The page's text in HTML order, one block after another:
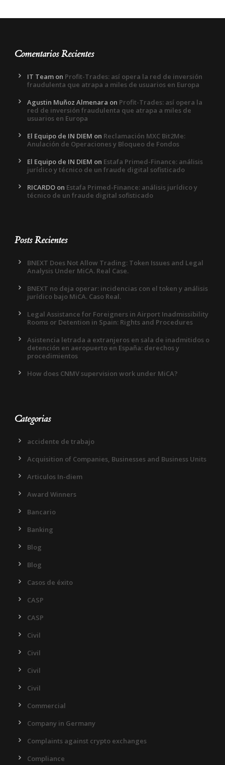
Comentarios Recientes
IT Team on Profit-Trades: así opera la red de inversión
fraudulenta que atrapa a miles de usuarios en Europa
Agustin Muñoz Almenara on Profit-Trades: así opera la
red de inversión fraudulenta que atrapa a miles de
usuarios en Europa
El Equipo de IN DIEM on Reclamación MXC Bit2Me:
Anulación de Operaciones y Bloqueo de Fondos
El Equipo de IN DIEM on Estafa Primed-Finance: análisis
jurídico y técnico de un fraude digital sofisticado
RICARDO on Estafa Primed-Finance: análisis jurídico y
técnico de un fraude digital sofisticado
Posts Recientes
BNEXT Does Not Allow Trading: Token Issues and Legal
Analysis Under MiCA. Real Case.
BNEXT no deja operar: incidencias con el token y análisis
jurídico bajo MiCA. Caso Real.
Legal Assistance for Foreigners in Airport Inadmissibility
Rooms or Detention in Spain: Rights and Procedures
Asistencia letrada a extranjeros en sala de inadmitidos o
detención en aeropuerto en España: derechos y
procedimientos
How does CNMV supervision work under MiCA?
Categorias
accidente de trabajo
Acquisition of Companies, Businesses and Business Units
Articulos In-diem
Award Winners
Bancario
Banking
Blog
Blog
Casos de éxito
CASP
CASP
Civil
Civil
Civil
Civil
Commercial
Company in Germany
Complaints against crypto exchanges
Compliance